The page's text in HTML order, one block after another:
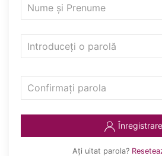
Înregistrare
Ați uitat parola?